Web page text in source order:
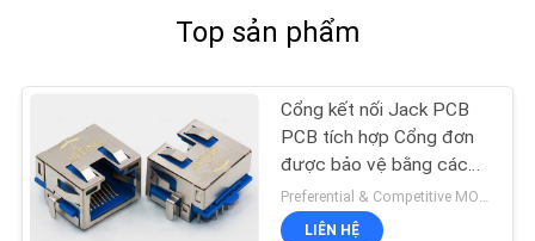
Top sản phẩm
Cổng kết nối Jack PCB
PCB tích hợp Cổng đơn
được bảo vệ bằng các
tab EMI
Preferential & Competitive MOQ:6000
LIÊN HỆ